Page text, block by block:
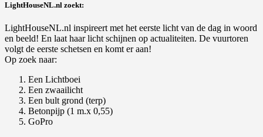
LightHouseNL.nl zoekt:
LightHouseNL.nl inspireert met het eerste licht van de dag in woord
en beeld! En laat haar licht schijnen op actualiteiten. De vuurtoren
volgt de eerste schetsen en komt er aan!
Op zoek naar:
Een Lichtboei
Een zwaailicht
Een bult grond (terp)
Betonpijp (1 m.x 0,55)
GoPro